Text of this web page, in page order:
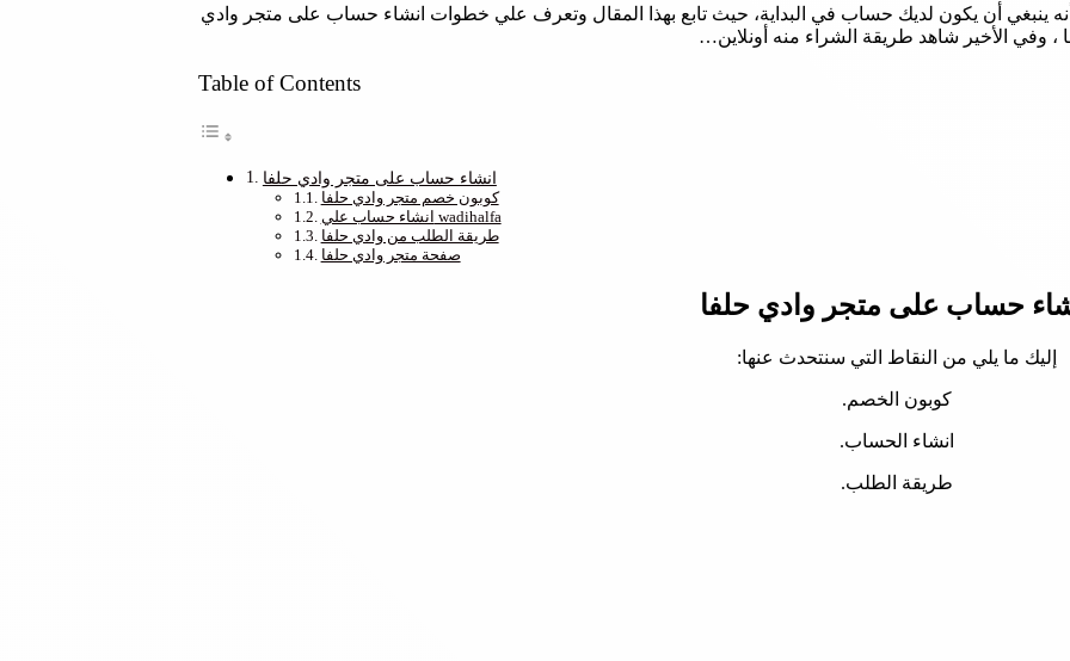
ينبغي أن يكون لديك حساب في البداية، حيث تابع بهذا المقال وتعرف علي خطوات انشاء حساب على متجر وادي
، وفي الأخير شاهد طريقة الشراء منه أونلاين…
Table of Contents
انشاء حساب على متجر وادي حلفا
كوبون خصم متجر وادي حلفا
انشاء حساب علي wadihalfa
طريقة الطلب من وادي حلفا
صفحة متجر وادي حلفا
حساب على متجر وادي حلفا
إليك ما يلي من النقاط التي سنتحدث عنها:
كوبون الخصم.
انشاء الحساب.
طريقة الطلب.